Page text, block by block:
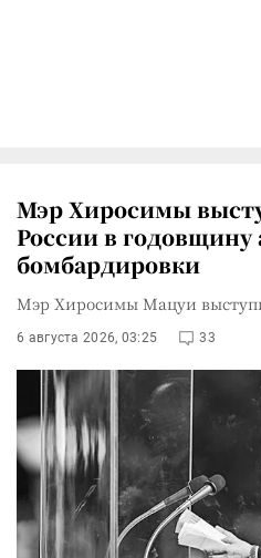
Мэр Хиросимы
России в годовщину
бомбардировки
Мэр Хиросимы Мацуи
6 августа 2026, 03:25 33